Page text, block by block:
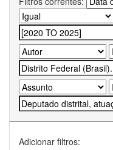
Adicionar filtros: